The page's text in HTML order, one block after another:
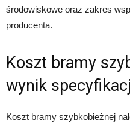
środowiskowe oraz zakres
producenta.
Koszt bramy
wynik
Koszt bramy szybkobieżnej